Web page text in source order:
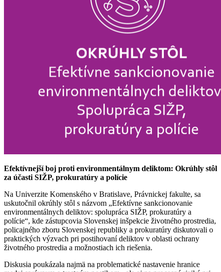
Efektívnejší boj proti environmentálnym deliktom: Okrúhly stôl
za účasti SIŽP, prokuratúry a polície
Na Univerzite Komenského v Bratislave, Právnickej fakulte, sa
uskutočnil okrúhly stôl s názvom „Efektívne sankcionovanie
environmentálnych deliktov: spolupráca SIŽP, prokuratúry a
polície“, kde zástupcovia Slovenskej inšpekcie životného prostredia,
policajného zboru Slovenskej republiky a prokuratúry diskutovali o
praktických výzvach pri postihovaní deliktov v oblasti ochrany
životného prostredia a možnostiach ich riešenia.
Diskusia poukázala najmä na problematické nastavenie hranice